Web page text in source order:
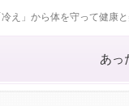
冷え」から体を守って健康
あっ